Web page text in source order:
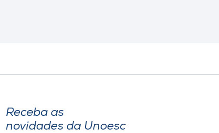
Receba as
novidades da Unoesc